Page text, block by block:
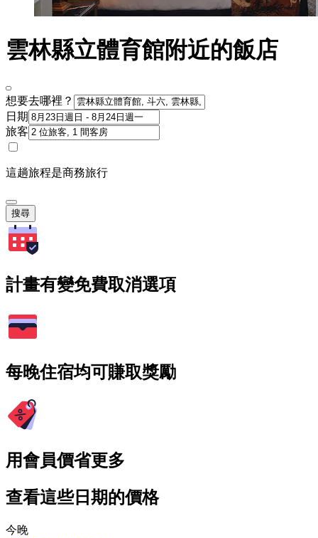
雲林縣立體育館附近的飯店
想要去哪裡？
日期
旅客
這趟旅程是商務旅行
搜尋
計畫有變免費取消選項
每晚住宿均可賺取獎勵
用會員價省更多
查看這些日期的價格
今晚